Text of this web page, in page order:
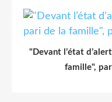
"Devant l’état
famille",